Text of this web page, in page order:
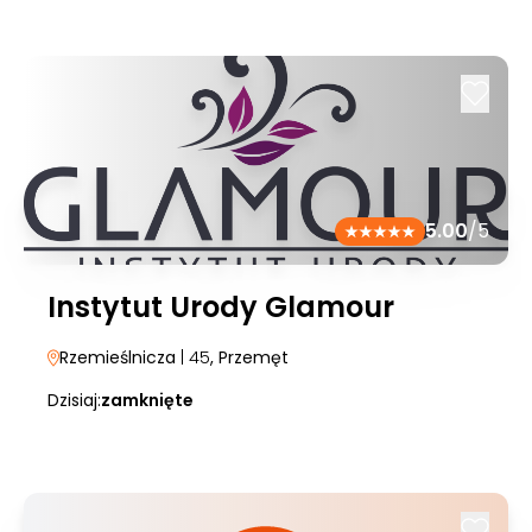
5.00/5
Instytut Urody Glamour
Rzemieślnicza | 45, Przemęt
Dzisiaj:zamknięte